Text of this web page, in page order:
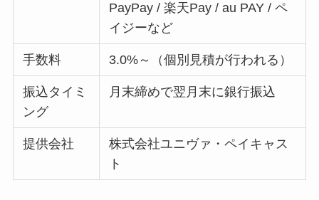
PayPay / 楽天Pay / au PAY / ペ
イジーなど
手数料 3.0%～（個別見積が行われる）
振込タイミ
ング
月末締めで翌月末に銀行振込
提供会社
株式会社ユニヴァ・ペイキャス
ト